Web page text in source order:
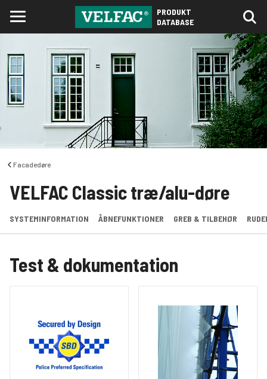
PRODUKT
DATABASE
Facadedøre
VELFAC Classic træ/alu-døre
SYSTEMINFORMATION ÅBNEFUNKTIONER GREB & TILBEHØR
Test & dokumentation